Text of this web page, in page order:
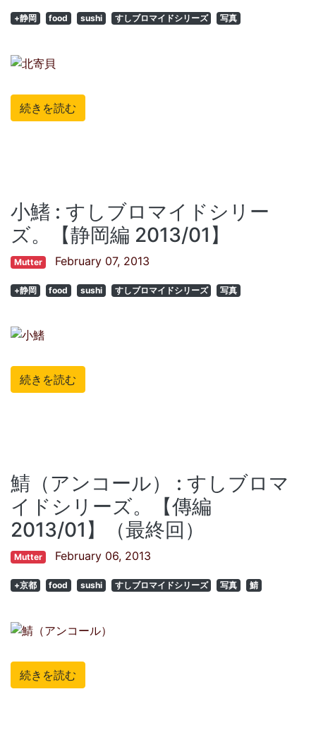
+静岡 food sushi すしブロマイドシリーズ 写真
続きを読む
小鰭 : すしブロマイドシリー
ズ。【静岡編 2013/01】
Mutter February 07, 2013
+静岡 food sushi すしブロマイドシリーズ 写真
続きを読む
鯖（アンコール） : すしブロマ
イドシリーズ。【傳編
2013/01】（最終回）
Mutter February 06, 2013
+京都 food sushi すしブロマイドシリーズ 写真 鯖
続きを読む